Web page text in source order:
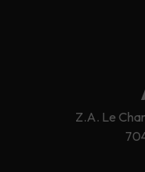
Z.A. Le